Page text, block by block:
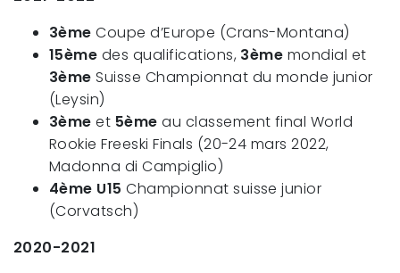
3ème Coupe d’Europe (Crans-Montana)
15ème des qualifications, 3ème mondial et
3ème Suisse Championnat du monde junior
(Leysin)
3ème et 5ème au classement final World
Rookie Freeski Finals (20-24 mars 2022,
Madonna di Campiglio)
4ème U15 Championnat suisse junior
(Corvatsch)
2020-2021